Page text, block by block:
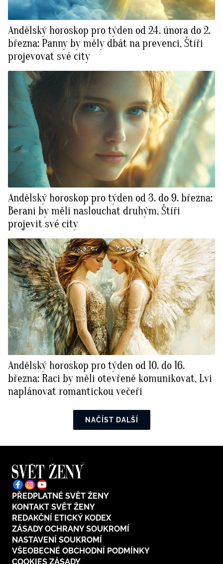
Andělský horoskop pro týden od 24. února do 2.
března: Panny by měly dbát na prevenci, Štíři
projevovat své city
Andělský horoskop pro týden od 3. do 9. března:
Berani by měli naslouchat druhým, Štíři
projevit své city
Andělský horoskop pro týden od 10. do 16.
března: Raci by měli otevřeně komunikovat, Lvi
naplánovat romantickou večeři
NAČÍST DALŠÍ
PŘEDPLATNÉ SVĚT ŽENY
KONTAKT SVĚT ŽENY
REDAKČNÍ ETICKÝ KODEX
ZÁSADY OCHRANY SOUKROMÍ
NASTAVENÍ SOUKROMÍ
VŠEOBECNÉ OBCHODNÍ PODMÍNKY
COOKIES ZÁSADY